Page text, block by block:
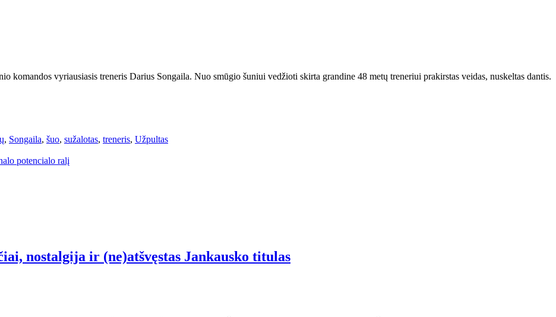
komandos vyriausiasis treneris Darius Songaila. Nuo smūgio šuniui vedžioti skirta grandine 48 metų treneriui prakirstas veidas, nuskeltas dantis.
, Songaila, šuo, sužalotas, treneris, Užpultas
potencialo ralį
nostalgija ir (ne)atšvęstas Jankausko titulas